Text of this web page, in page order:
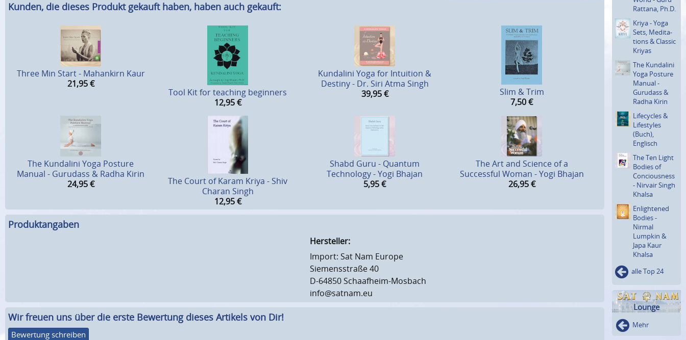
Kunden, die dieses Produkt gekauft haben, haben auch gekauft:
Three Min Start - Mahankirn Kaur
21,95 €
Tool Kit for teaching beginners
12,95 €
Kundalini Yoga for Intuition &
Destiny - Dr. Siri Atma Singh
39,95 €
Slim & Trim
7,50€
The Kundalini Yoga Posture
Manual - Gurudass & Radha Kirin
24,95 €
The Court of Karam Kriya - Shiv
Charan Singh
12,95 €
Shabd Guru - Quantum
Technology - Yogi Bhajan
5,95€
The Art and Science of a
Successful Woman - Yogi Bhajan
26,95 €
Produktangaben
Hersteller:
Import: Sat Nam Europe
Siemensstraße 40
D-64850 Schaafheim-Mosbach
info@satnam.eu
Wir freuen uns über die erste Bewertung dieses Artikels von Dir!
Bewertung schreiben
Rattana, Ph.D.
Kriya - Yoga
Sets, Medita­
tions & Classic
Kriyas
The Kundalini
Yoga Posture
Manual -
Gurudass &
Radha Kirin
Lifecycles &
Lifestyles
(Buch),
Englisch
The Ten Light
Bodies of
Concious­ness
- Nirvair Singh
Khalsa
Enlighte­ned
Bodies -
Nirmal
Lumpkin &
Japa Kaur
Khalsa
alle Top 24
Lounge
Mehr